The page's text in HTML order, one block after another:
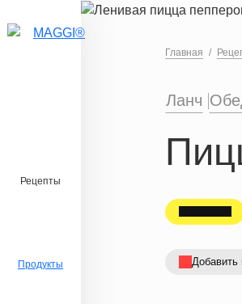
Перейти к основному содержанию
Рецепты
Продукты
Главная
Ланч
Добавить